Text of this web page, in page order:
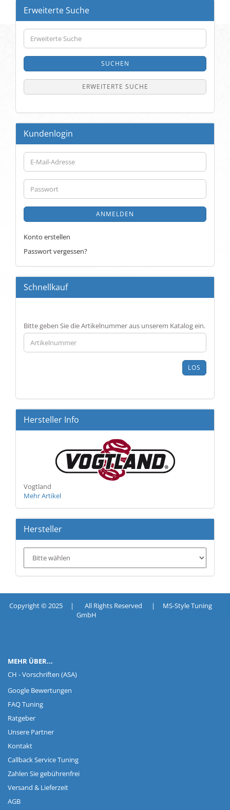
Erweiterte Suche
Erweiterte
Suche
SUCHEN
ERWEITERTE SUCHE
Kundenlogin
E-
Mail-
Adresse
Passwort
ANMELDEN
Konto erstellen
Passwort vergessen?
Schnellkauf
BITTE
GEBEN
SIE
DIE
EIN.
Bitte geben Sie die Artikelnummer aus unserem Katalog ein.
LOS
Hersteller Info
Vogtland
Mehr Artikel
Hersteller
Copyright © 2025 | All Rights Reserved | MS-Style Tuning
GmbH
MEHR ÜBER...
CH - Vorschriften (ASA)
Google Bewertungen
FAQ Tuning
Ratgeber
Unsere Partner
Kontakt
Callback Service Tuning
Zahlen Sie gebührenfrei
Versand & Lieferzeit
AGB